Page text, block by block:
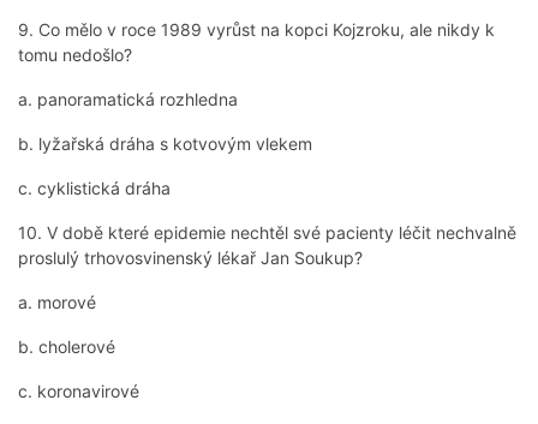
9. Co mělo v roce 1989 vyrůst na kopci Kojzroku, ale nikdy k
tomu nedošlo?
a. panoramatická rozhledna
b. lyžařská dráha s kotvovým vlekem
c. cyklistická dráha
10. V době které epidemie nechtěl své pacienty léčit nechvalně
proslulý trhovosvinenský lékař Jan Soukup?
a. morové
b. cholerové
c. koronavirové